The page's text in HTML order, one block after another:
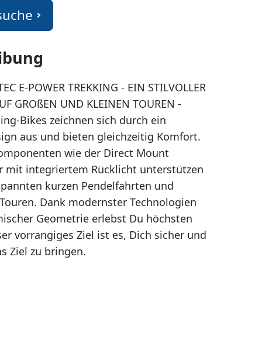
um zu Vergrößern
E-POWER TREKKING - EIN STILVOLLER
GROßEN UND KLEINEN TOUREN -
Bikes zeichnen sich durch ein
aus und bieten gleichzeitig Komfort.
wie der Direct Mount
mit integriertem Rücklicht unterstützen
kurzen Pendelfahrten und
Dank modernster Technologien
Geometrie erlebst Du höchsten
vorrangiges Ziel ist es, Dich sicher und
Ziel zu bringen.